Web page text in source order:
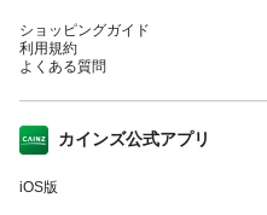
ショッピングガイド
利用規約
よくある質問
カインズ公式アプリ
iOS版